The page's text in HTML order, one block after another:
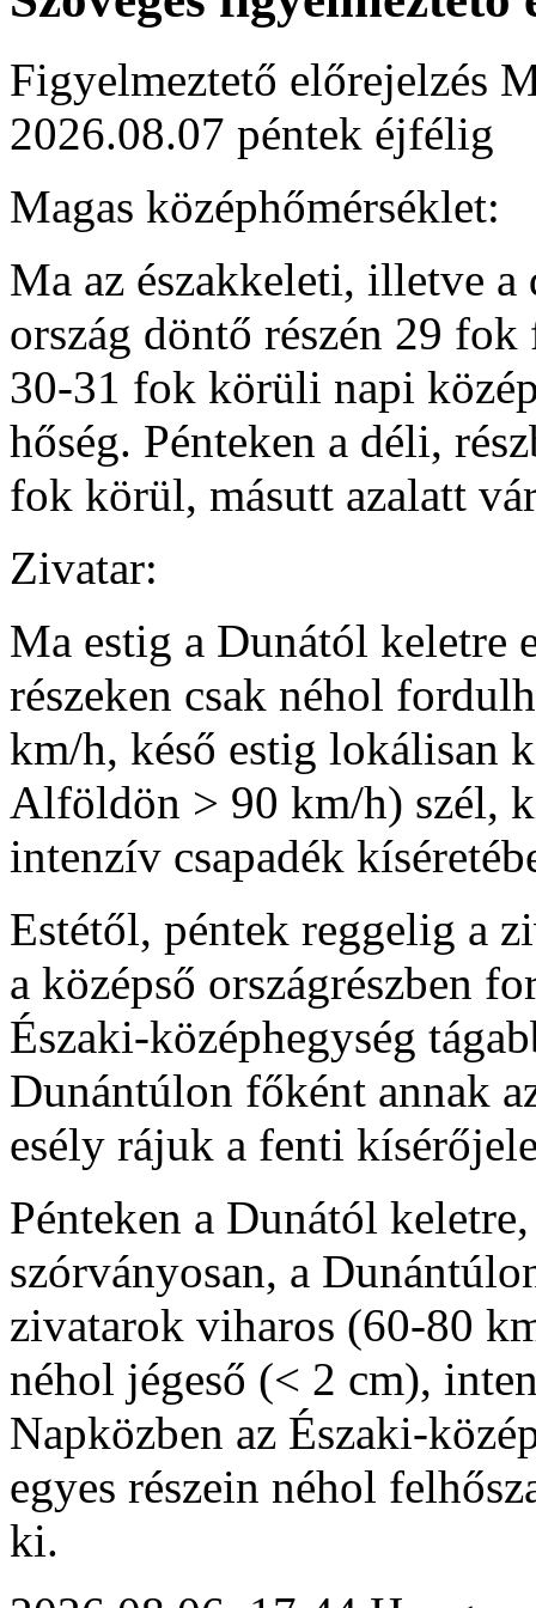
Figyelmeztető előrejelzés
2026.08.07 péntek éjfélig
Magas középhőmérséklet:
Ma az északkeleti, illetve
ország döntő részén 29
30-31 fok körüli napi
hőség. Pénteken a déli,
fok körül, másutt azalatt
Zivatar:
Ma estig a Dunától keletre
részeken csak néhol
km/h, késő estig lokálisan
Alföldön > 90 km/h) szél,
intenzív csapadék
Estétől, péntek reggelig a
a középső országrészben
Északi-középhegység
Dunántúlon főként annak
esély rájuk a fenti
Pénteken a Dunától
szórványosan, a
zivatarok viharos (60-80
néhol jégeső (< 2 cm),
Napközben az Északi-
egyes részein néhol
ki.